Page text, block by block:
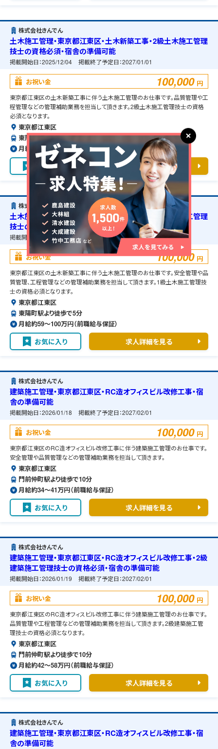
株式会社きんでん
土木施工管理・東京都江東区・土木新築工事・2級土木施工管理
技士の資格必須・宿舎の準備可能
掲載開始日：2025/12/04 掲載終了予定日：2027/01/01
お祝い金 100,000 円
東京都江東区の土木新築工事に伴う土木施工管理のお仕事です。品質管理や工
程管理などの管理補助業務を担当して頂きます。2級土木施工管理技士の資格
必須となります。
東京都江東区
東陽町駅より徒歩で5分
月給約42〜58万円（前職給与保証）
お気に入り 求人詳細を見る
株式会社きんでん
土木施工管理・東京都江東区・土木新築工事・1級土木施工管理
技士の資格必須・宿舎の準備可能
掲載開始日： 2025/12/04 掲載終了予定日：2027/01/01
お祝い金 100,000 円
東京都江東区の土木新築工事に伴う土木施工管理のお仕事です。安全管理や品
質管理、工程管理などの管理補助業務を担当して頂きます。1級土木施工管理技
士の資格必須となります。
東京都江東区
東陽町駅より徒歩で5分
月給約59〜100万円（前職給与保証）
お気に入り 求人詳細を見る
株式会社きんでん
建築施工管理・東京都江東区・RC造オフィスビル改修工事・宿
舎の準備可能
掲載開始日：2026/01/18 掲載終了予定日：2027/02/01
お祝い金 100,000 円
東京都江東区のRC造オフィスビル改修工事に伴う建築施工管理のお仕事です。
安全管理や品質管理などの管理補助業務を担当して頂きます。
東京都江東区
門前仲町駅より徒歩で10分
月給約34〜41万円（前職給与保証）
お気に入り 求人詳細を見る
株式会社きんでん
建築施工管理・東京都江東区・RC造オフィスビル改修工事・2級
建築施工管理技士の資格必須・宿舎の準備可能
掲載開始日：2026/01/19 掲載終了予定日：2027/02/01
お祝い金 100,000 円
東京都江東区のRC造オフィスビル改修工事に伴う建築施工管理のお仕事です。
品質管理や工程管理などの管理補助業務を担当して頂きます。2級建築施工管
理技士の資格必須となります。
東京都江東区
門前仲町駅より徒歩で10分
月給約42〜58万円（前職給与保証）
お気に入り 求人詳細を見る
株式会社きんでん
建築施工管理・東京都江東区・RC造オフィスビル改修工事・宿
舎の準備可能